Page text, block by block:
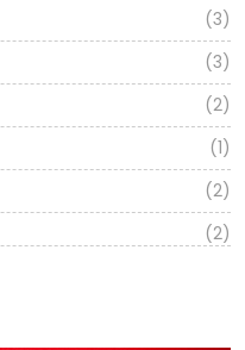
(3)
(3)
(2)
(1)
(2)
(2)